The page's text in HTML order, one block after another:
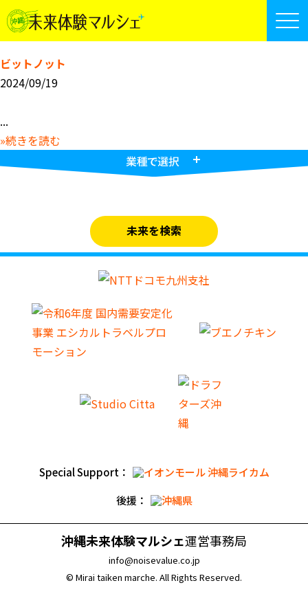
ビットノット
2024/09/19
...
»続きを読む
Special Support：
後援：
© Mirai taiken marche. All Rights Reserved.
沖縄未来体験マルシェ運営事務局
info@noisevalue.co.jp